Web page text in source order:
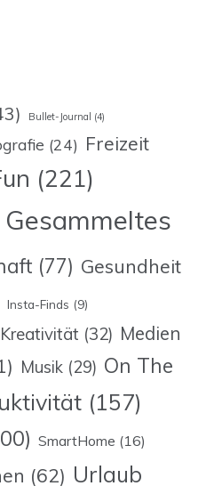
Bullet-Journal (4)
(24) Freizeit
(221)
Gesammeltes
(77) Gesundheit
Insta-Finds (9)
Kreativität (32) Medien
Musik (29) On The
(157)
SmartHome (16)
(62) Urlaub